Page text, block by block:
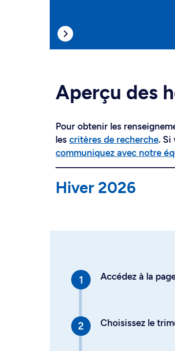
Aperçu des
Pour obtenir les
les critères de recherche. Si
communiquez avec notre
Hiver 2026
Accédez à la
Choisissez le